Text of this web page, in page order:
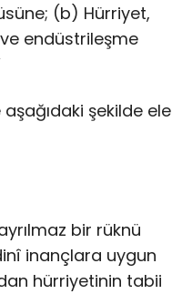
(b) Hürriyet,
endüstrileşme
şekilde ele
bir rüknü
inançlara uygun
hürriyetinin tabii